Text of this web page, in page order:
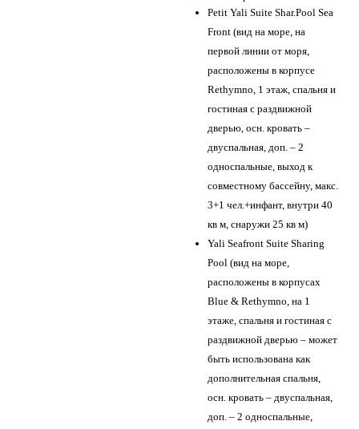
Petit Yali Suite Shar.Pool Sea
Front (вид на море, на
первой линии от моря,
расположены в корпусе
Rethymno, 1 этаж, спальня и
гостиная с раздвижной
дверью, осн. кровать –
двуспальная, доп. – 2
односпальные, выход к
совместному бассейну, макс.
3+1 чел.+инфант, внутри 40
кв м, снаружи 25 кв м)
Yali Seafront Suite Sharing
Pool (вид на море,
расположены в корпусах
Blue & Rethymno, на 1
этаже, спальня и гостиная с
раздвижной дверью – может
быть использована как
дополнительная спальня,
осн. кровать – двуспальная,
доп. – 2 односпальные,